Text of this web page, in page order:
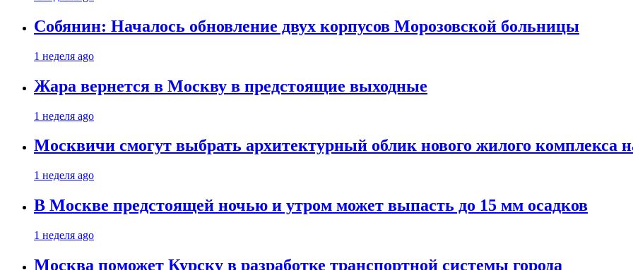
Собянин: Началось обновление двух корпусов Морозовской больницы
1 неделя ago
Жара вернется в Москву в предстоящие выходные
1 неделя ago
Москвичи смогут выбрать архитектурный облик нового жилого комплекса
1 неделя ago
В Москве предстоящей ночью и утром может выпасть до 15 мм осадков
1 неделя ago
Москва поможет Курску в разработке транспортной системы города